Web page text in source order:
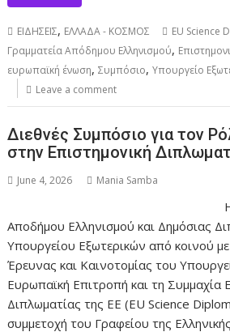
ΕΙΔΗΣΕΙΣ, ΕΛΛΑΔΑ - ΚΟΣΜΟΣ EU Science
Γραμματεία Απόδημου Ελληνισμού,
ευρωπαϊκή ένωση,Συμπόσιο,Υπουργείο
Leave a comment
Διεθνές Συμπόσιο για τον
στην Επιστημονική
June 4, 2026 Mania Samba
Αποδήμου Ελληνισμού και Δημόσιας
Υπουργείου Εξωτερικών από κοινού με
Έρευνας και Καινοτομίας του
Ευρωπαϊκή Επιτροπή και τη Συμμαχία
Διπλωματίας της ΕΕ (EU Science
συμμετοχή του Γραφείου της